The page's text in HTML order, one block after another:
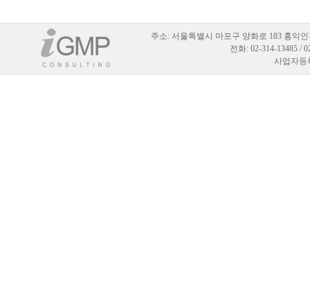
주소: 서울특별시 마포구 양화로 183 홍익
전화: 02-314-13485 /
사업자등